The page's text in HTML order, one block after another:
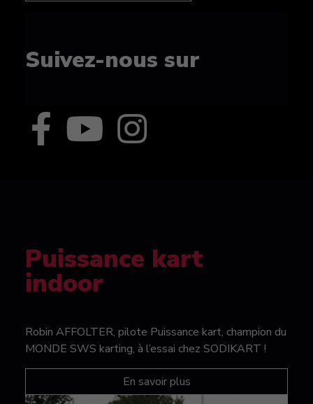
Suivez-nous sur
Puissance kart
indoor
Robin AFFOLTER, pilote Puissance kart, champion du
MONDE SWS karting, à l’essai chez SODIKART !
En savoir plus